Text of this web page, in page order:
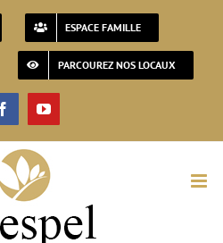
ESPACE FAMILLE
PARCOUREZ NOS LOCAUX
FacebookYouTube